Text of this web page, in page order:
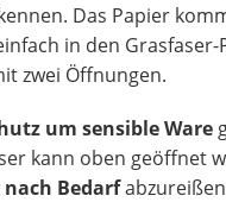
Das Papier
in den
zwei Öffnungen.
um sensible Ware
kann oben geöffnet
nach Bedarf